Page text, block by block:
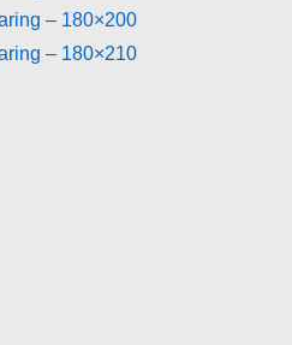
– 180×200
– 180×210